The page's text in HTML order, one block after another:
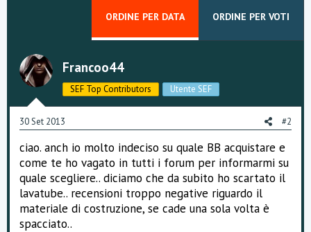
ORDINE PER DATA ORDINE PER VOTI
Francoo44
SEF Top Contributors Utente SEF
30 Set 2013 #2
ciao. anch io molto indeciso su quale BB acquistare e
come te ho vagato in tutti i forum per informarmi su
quale scegliere.. diciamo che da subito ho scartato il
lavatube.. recensioni troppo negative riguardo il
materiale di costruzione, se cade una sola volta è
spacciato..